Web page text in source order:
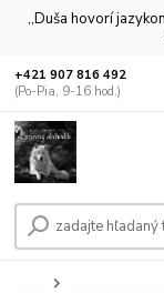
,,Duša hovorí
+421 907 816 492
(Po-Pia, 9-16 hod.)